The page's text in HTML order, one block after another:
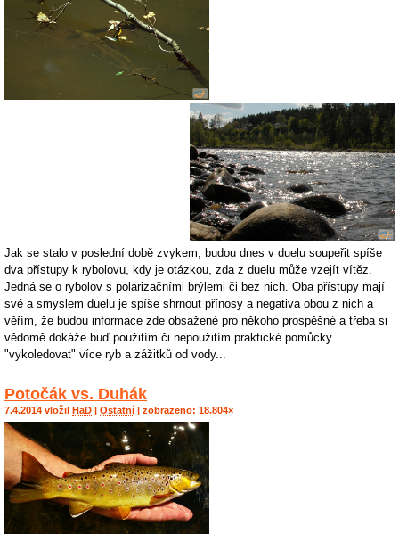
Jak se stalo v poslední době zvykem, budou dnes v duelu soupeřit spíše
dva přístupy k rybolovu, kdy je otázkou, zda z duelu může vzejít vítěz.
Jedná se o rybolov s polarizačními brýlemi či bez nich. Oba přístupy mají
své a smyslem duelu je spíše shrnout přínosy a negativa obou z nich a
věřím, že budou informace zde obsažené pro někoho prospěšné a třeba si
vědomě dokáže buď použitím či nepoužitím praktické pomůcky
"vykoledovat" více ryb a zážitků od vody...
Potočák vs. Duhák
7.4.2014 vložil HaD Ostatní | zobrazeno: 18.804×